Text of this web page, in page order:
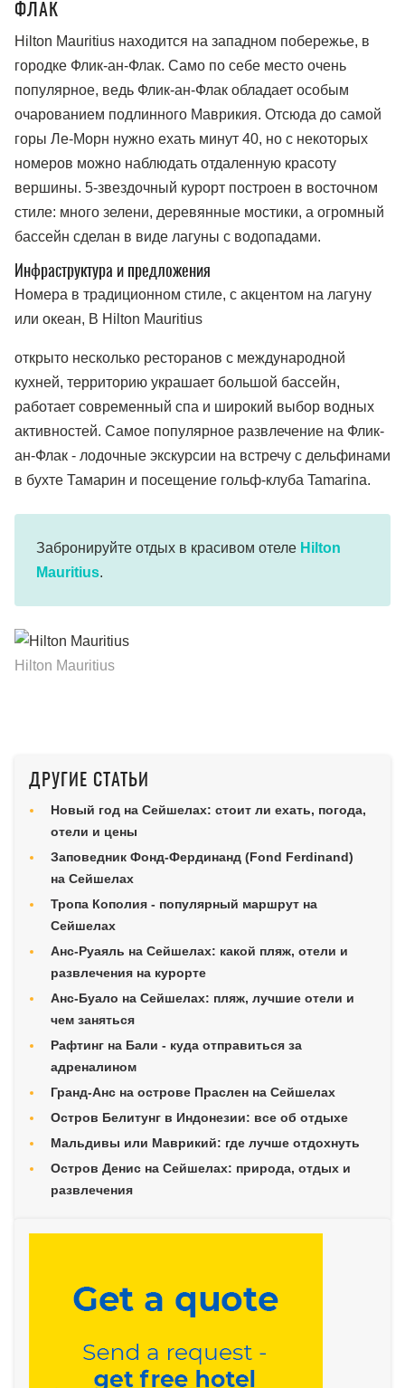
ФЛАК
Hilton Mauritius находится на западном побережье, в
городке Флик-ан-Флак. Само по себе место очень
популярное, ведь Флик-ан-Флак обладает особым
очарованием подлинного Маврикия. Отсюда до самой
горы Ле-Морн нужно ехать минут 40, но с некоторых
номеров можно наблюдать отдаленную красоту
вершины. 5-звездочный курорт построен в восточном
стиле: много зелени, деревянные мостики, а огромный
бассейн сделан в виде лагуны с водопадами.
Инфраструктура и предложения
Номера в традиционном стиле, с акцентом на лагуну
или океан, В Hilton Mauritius
открыто несколько ресторанов с международной
кухней, территорию украшает большой бассейн,
работает современный спа и широкий выбор водных
активностей. Самое популярное развлечение на Флик-
ан-Флак - лодочные экскурсии на встречу с дельфинами
в бухте Тамарин и посещение гольф-клуба Tamarina.
Забронируйте отдых в красивом отеле Hilton
Mauritius.
Hilton Mauritius
ДРУГИЕ СТАТЬИ
Новый год на Сейшелах: стоит ли ехать, погода,
отели и цены
Заповедник Фонд-Фердинанд (Fond Ferdinand)
на Сейшелах
Тропа Кополия - популярный маршрут на
Сейшелах
Анс-Руаяль на Сейшелах: какой пляж, отели и
развлечения на курорте
Анс-Буало на Сейшелах: пляж, лучшие отели и
чем заняться
Рафтинг на Бали - куда отправиться за
адреналином
Гранд-Анс на острове Праслен на Сейшелах
Остров Белитунг в Индонезии: все об отдыхе
Мальдивы или Маврикий: где лучше отдохнуть
Остров Денис на Сейшелах: природа, отдых и
развлечения